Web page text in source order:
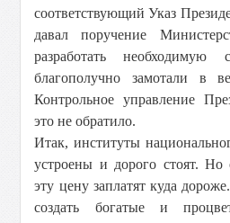
соответствующий Указ
давал поручение
разработать
благополучно замотали в
Контрольное управление
это не обратило.
Итак, институты
устроены и дорого стоят. Но
эту цену заплатят куда
создать богатые и